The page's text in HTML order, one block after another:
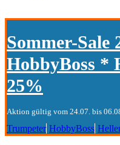
Sommer-Sale
HobbyBoss *
25%
Aktion gültig vom 24.07. bis
Trumpeter HobbyBoss